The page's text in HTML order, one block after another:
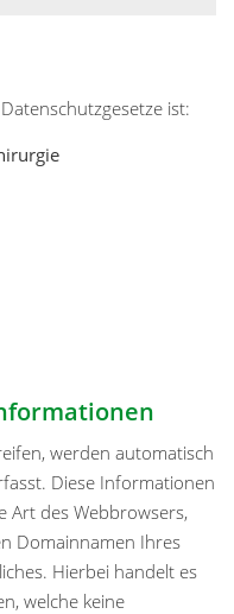
ist:
werden automatisch
Diese Informationen
Art des Webbrowsers,
Domainnamen Ihres
Hierbei handelt es
welche keine